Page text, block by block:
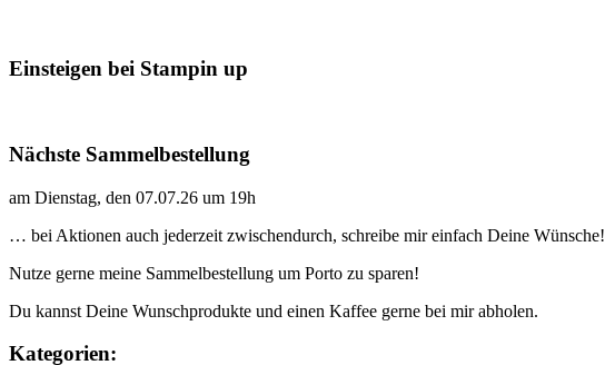
Einsteigen bei Stampin up
Nächste Sammelbestellung
am Dienstag, den 07.07.26 um 19h
… bei Aktionen auch jederzeit zwischendurch, schreibe mir einfach Deine Wünsche!
Nutze gerne meine Sammelbestellung um Porto zu sparen!
Du kannst Deine Wunschprodukte und einen Kaffee gerne bei mir abholen.
Kategorien: